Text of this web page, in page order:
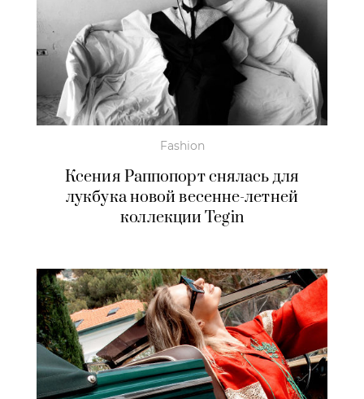
Fashion
Ксения Раппопорт снялась для
лукбука новой весенне-летней
коллекции Tegin